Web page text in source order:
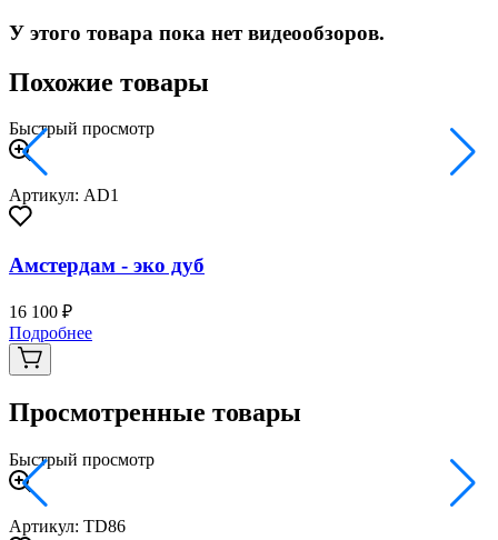
У этого товара пока нет видеообзоров.
Похожие товары
Быстрый просмотр
Артикул: AD1
Амстердам - эко дуб
16 100 ₽
Подробнее
Просмотренные товары
Быстрый просмотр
Артикул: TD86